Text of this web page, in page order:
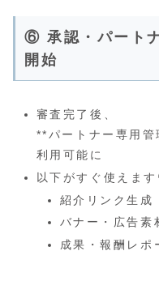
⑥ 承認・パート
開始
審査完了後、
**パートナー専用
利用可能に
以下がすぐ使えます
紹介リンク生成
バナー・広告素
成果・報酬レポ